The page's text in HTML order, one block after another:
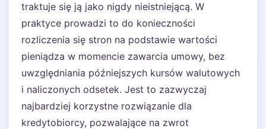
traktuje się ją jako nigdy nieistniejącą. W
praktyce prowadzi to do konieczności
rozliczenia się stron na podstawie wartości
pieniądza w momencie zawarcia umowy, bez
uwzględniania późniejszych kursów walutowych
i naliczonych odsetek. Jest to zazwyczaj
najbardziej korzystne rozwiązanie dla
kredytobiorcy, pozwalające na zwrot